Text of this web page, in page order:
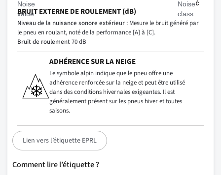
BRUIT EXTERNE DE ROULEMENT (dB)
Niveau de la nuisance sonore extérieur : Mesure le bruit généré par
le pneu en roulant, noté de la performance [A] à [C].
Bruit de roulement70 dB
ADHÉRENCE SUR LA NEIGE
Le symbole alpin indique que le pneu offre une
adhérence renforcée sur la neige et peut être utilisé
dans des conditions hivernales exigeantes. Il est
généralement présent sur les pneus hiver et toutes
saisons.
Lien vers l’étiquette EPRL
Comment lire l’étiquette ?